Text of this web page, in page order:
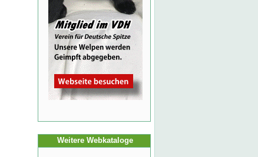
Weitere Webkataloge